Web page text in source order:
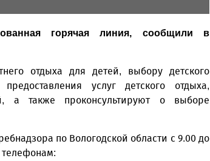
горячая линия, сообщили в
отдыха для детей, выбору детского
услуг детского отдыха,
а также проконсультируют о выборе
по Вологодской области с 9.00 до
телефонам: